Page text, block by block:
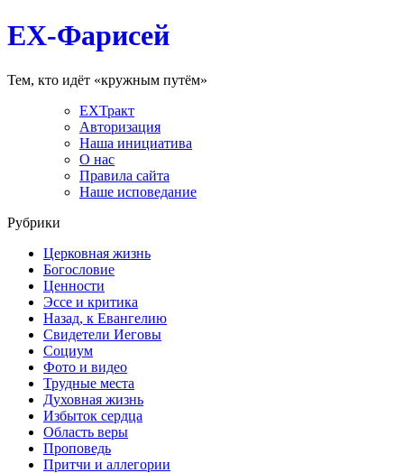
EX-Фарисей
Тем, кто идёт «кружным путём»
EXТракт
Авторизация
Наша инициатива
О нас
Правила сайта
Наше исповедание
Рубрики
Церковная жизнь
Богословие
Ценности
Эссе и критика
Назад, к Евангелию
Свидетели Иеговы
Социум
Фото и видео
Трудные места
Духовная жизнь
Избыток сердца
Область веры
Проповедь
Притчи и аллегории